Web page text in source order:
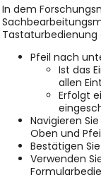
In dem
Tastaturbedienung
Pfeil nach
Ist das
allen
Erfolgt
Navigieren
Oben und
Bestätigen
Verwenden